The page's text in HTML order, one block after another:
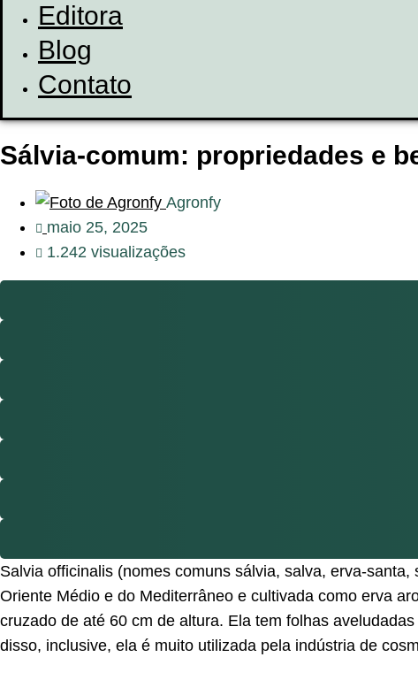
Editora
Blog
Contato
Sálvia-comum: propriedades e
Agronfy
maio 25, 2025
1.242 visualizações
Salvia officinalis (nomes comuns sálvia, salva, erva-
Oriente Médio e do Mediterrâneo e cultivada como erva
cruzado de até 60 cm de altura. Ela tem folhas
disso, inclusive, ela é muito utilizada pela indústria de